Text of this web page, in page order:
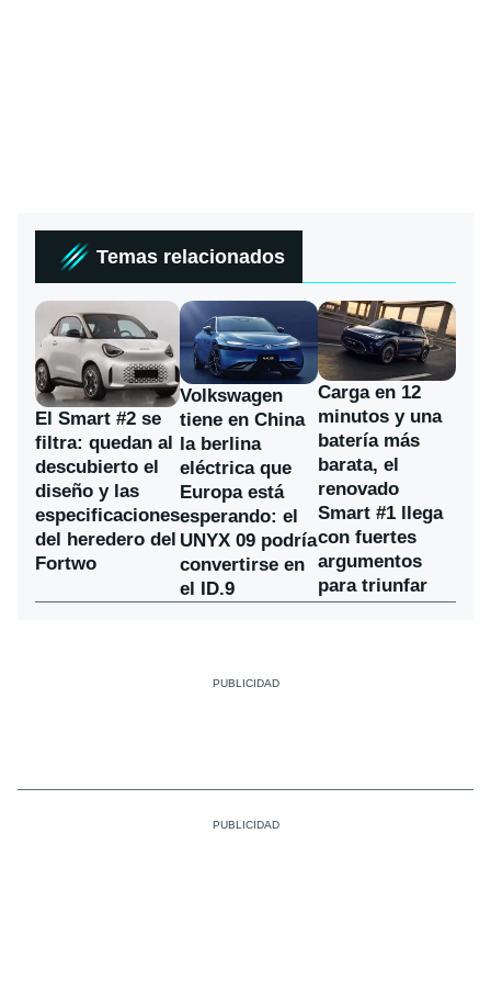
Temas relacionados
El Smart #2 se
filtra: quedan al
descubierto el
diseño y las
especificaciones
del heredero del
Fortwo
Volkswagen
tiene en China
la berlina
eléctrica que
Europa está
esperando: el
UNYX 09 podría
convertirse en
el ID.9
Carga en 12
minutos y una
batería más
barata, el
renovado
Smart #1 llega
con fuertes
argumentos
para triunfar